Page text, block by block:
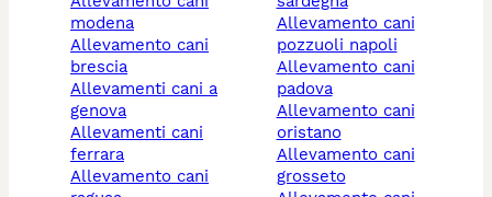
modena
allevamento cani
brescia
allevamenti cani a
genova
allevamenti cani
ferrara
allevamento cani
allevamento cani
pozzuoli napoli
allevamento cani
padova
allevamento cani
oristano
allevamento cani
grosseto